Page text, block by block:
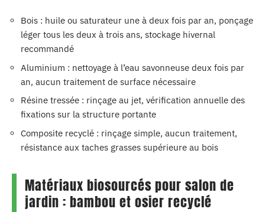
Bois : huile ou saturateur une à deux fois par an, ponçage
léger tous les deux à trois ans, stockage hivernal
recommandé
Aluminium : nettoyage à l’eau savonneuse deux fois par
an, aucun traitement de surface nécessaire
Résine tressée : rinçage au jet, vérification annuelle des
fixations sur la structure portante
Composite recyclé : rinçage simple, aucun traitement,
résistance aux taches grasses supérieure au bois
Matériaux biosourcés pour salon de
jardin : bambou et osier recyclé